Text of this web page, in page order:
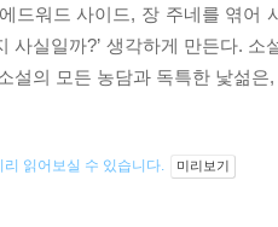
드워드 사이드, 장 주네를 엮어
사실일까?’ 생각하게 만든다.
설의 모든 농담과 독특한 낯섦
리 읽어보실 수 있습니다. 미리보기